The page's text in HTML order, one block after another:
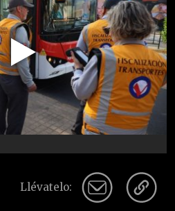
Play
Video
Llévatelo: